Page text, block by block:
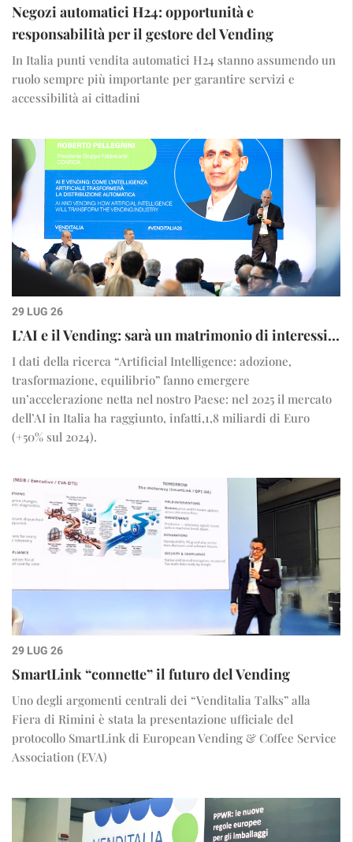
Negozi automatici H24: opportunità e
responsabilità per il gestore del Vending
In Italia punti vendita automatici H24 stanno assumendo un
ruolo sempre più importante per garantire servizi e
accessibilità ai cittadini
29 LUG 26
L’AI e il Vending: sarà un matrimonio di interessi…
I dati della ricerca “Artificial Intelligence: adozione,
trasformazione, equilibrio” fanno emergere
un’accelerazione netta nel nostro Paese: nel 2025 il mercato
dell’AI in Italia ha raggiunto, infatti,1,8 miliardi di Euro
(+50% sul 2024).
29 LUG 26
SmartLink “connette” il futuro del Vending
Uno degli argomenti centrali dei “Venditalia Talks” alla
Fiera di Rimini è stata la presentazione ufficiale del
protocollo SmartLink di European Vending & Coffee Service
Association (EVA)